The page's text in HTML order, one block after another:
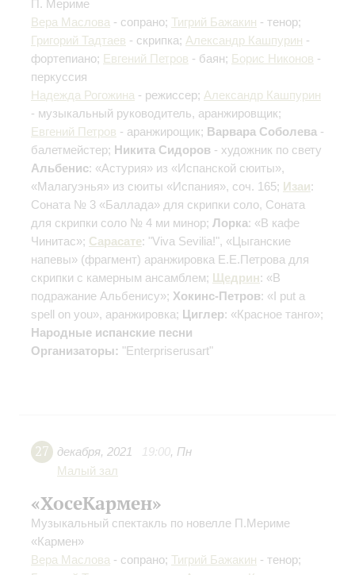
П. Мериме
Вера Маслова - сопрано; Тигрий Бажакин - тенор;
Григорий Тадтаев - скрипка; Александр Кашпурин -
фортепиано; Евгений Петров - баян; Борис Никонов -
перкуссия
Надежда Рогожина - режиссер; Александр Кашпурин
- музыкальный руководитель, аранжировщик;
Евгений Петров - аранжирощик; Варвара Соболева -
балетмейстер; Никита Сидоров - художник по свету
Альбенис: «Астурия» из «Испанской сюиты»,
«Малагуэнья» из сюиты «Испания», соч. 165; Изаи:
Соната № 3 «Баллада» для скрипки соло, Соната
для скрипки соло № 4 ми минор; Лорка: «В кафе
Чинитас»; Сарасате: "Viva Sevilia!", «Цыганские
напевы» (фрагмент) аранжировка Е.Е.Петрова для
скрипки с камерным ансамблем; Щедрин: «В
подражание Альбенису»; Хокинс-Петров: «I put a
spell on you», аранжировка; Циглер: «Красное танго»;
Народные испанские песни
Организаторы: "Enterpriserusart"
27 декабря, 2021 19:00, Пн
Малый зал
«ХосеКармен»
Музыкальный спектакль по новелле П.Мериме
«Кармен»
Вера Маслова - сопрано; Тигрий Бажакин - тенор;